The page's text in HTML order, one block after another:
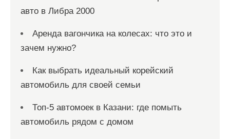
авто в Либра 2000
Аренда вагончика на колесах: что это и
зачем нужно?
Как выбрать идеальный корейский
автомобиль для своей семьи
Топ-5 автомоек в Казани: где помыть
автомобиль рядом с домом